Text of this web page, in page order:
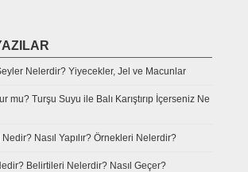
Nelerdir? Yiyecekler, Jel ve Macunlar
mu? Turşu Suyu ile Balı Karıştırıp İçerseniz Ne
Nasıl Yapılır? Örnekleri Nelerdir?
Belirtileri Nelerdir? Nasıl Geçer?